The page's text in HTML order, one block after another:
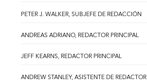
PETER J. WALKER, SUBJEFE DE REDACCIÓN
ANDREAS ADRIANO, REDACTOR PRINCIPAL
JEFF KEARNS, REDACTOR PRINCIPAL
ANDREW STANLEY, ASISTENTE DE REDACTOR